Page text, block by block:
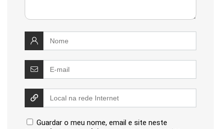
Guardar o meu nome, email e site neste